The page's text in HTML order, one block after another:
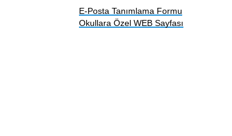
E-Posta Tanımlama Formu
Okullara Özel WEB Sayfası